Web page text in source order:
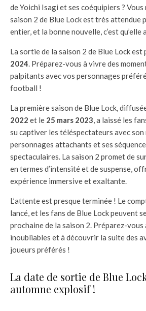
de Yoichi Isagi et ses coéquipiers ? Vous
saison 2 de Blue Lock est très attendue
entier, et la bonne nouvelle, c’est qu’elle
La sortie de la saison 2 de Blue Lock est
2024. Préparez-vous à vivre des
palpitants avec vos personnages
football !
La première saison de Blue Lock,
2022 et le 25 mars 2023, a laissé les
su captiver les téléspectateurs avec
personnages attachants et ses
spectaculaires. La saison 2 promet de
en termes d’intensité et de suspense,
expérience immersive et exaltante.
L’attente est presque terminée ! Le
lancé, et les fans de Blue Lock peuvent
prochaine de la saison 2. Préparez-vous
inoubliables et à découvrir la suite des
joueurs préférés !
La date de sortie de Blue
automne explosif !